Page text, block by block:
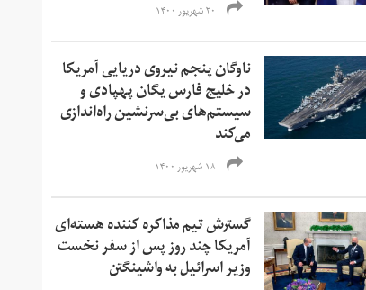
۲۰ شهریور ۱۴۰۰
ناوگان پنجم نیروی دریایی آمریکا
در خلیج فارس یگان پهپادی و
سیستم‌های بی‌سرنشین راه‌اندازی
می‌کند
۱۸ شهریور ۱۴۰۰
گسترش تیم مذاکره کننده هسته‌ای
آمریکا چند روز پس از سفر نخست
وزیر اسرائیل به واشینگتن